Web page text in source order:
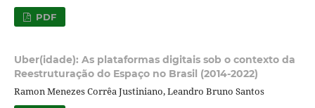
PDF
Uber(idade): As plataformas digitais sob o contexto da
Reestruturação do Espaço no Brasil (2014-2022)
Ramon Menezes Corrêa Justiniano, Leandro Bruno Santos